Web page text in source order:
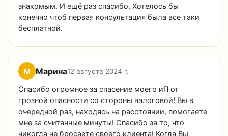
знакомым. И ещё раз спасибо. Хотелось бы
конечно чтоб первая консультация была все таки
бесплатной.
М Марина12 августа 2024 г.
Спасибо огромное за спасение моего иП от
грозной опасности со стороны налоговой! Вы в
очередной раз, находясь на расстоянии, помогаете
мне за считанные минуты! Спасибо за то, что
никогда не бросаете своего клиента! Когда Вы